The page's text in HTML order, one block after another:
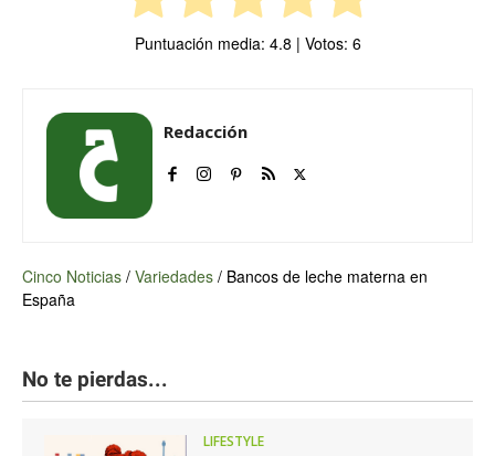
Puntuación media: 4.8 | Votos: 6
Redacción
Cinco Noticias / Variedades / Bancos de leche materna en
España
No te pierdas...
LIFESTYLE